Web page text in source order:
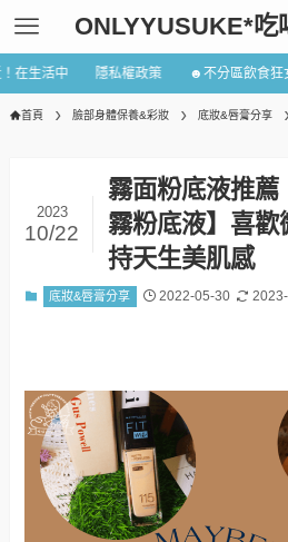
ONLYYUSUKE*吃
在生活中 隱私權政策 ☻不分區飲食狂
首頁 臉部身體保養&彩妝 底妝&唇膏分享
霧面粉底液推薦
霧粉底液】喜歡
持天生美肌感
2023
10/22
底妝&唇膏分享 2022-05-30